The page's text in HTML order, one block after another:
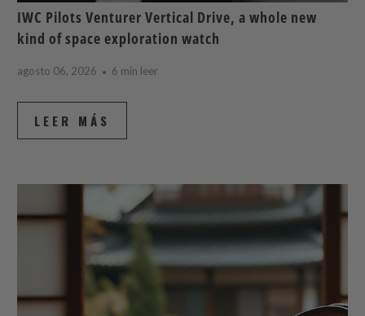
IWC Pilots Venturer Vertical Drive, a whole new
kind of space exploration watch
agosto 06, 2026 6 min leer
LEER MÁS